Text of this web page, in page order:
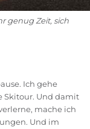
genug Zeit, sich
Ich gehe
Skitour. Und damit
mache ich
Und im